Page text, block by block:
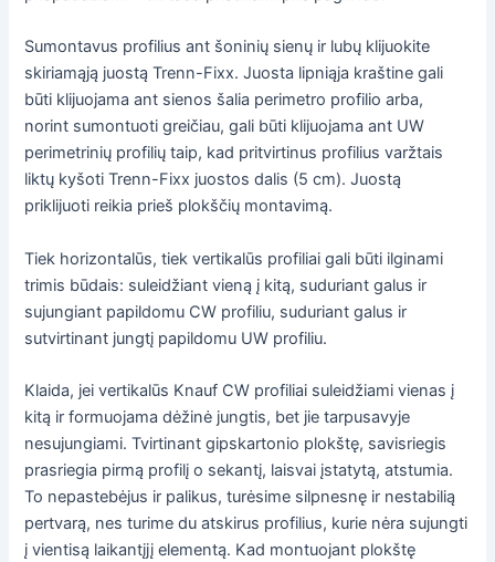
Sumontavus profilius ant šoninių sienų ir lubų klijuokite
skiriamąją juostą Trenn-Fixx. Juosta lipniąja kraštine gali
būti klijuojama ant sienos šalia perimetro profilio arba,
norint sumontuoti greičiau, gali būti klijuojama ant UW
perimetrinių profilių taip, kad pritvirtinus profilius varžtais
liktų kyšoti Trenn-Fixx juostos dalis (5 cm). Juostą
priklijuoti reikia prieš plokščių montavimą.
Tiek horizontalūs, tiek vertikalūs profiliai gali būti ilginami
trimis būdais: suleidžiant vieną į kitą, suduriant galus ir
sujungiant papildomu CW profiliu, suduriant galus ir
sutvirtinant jungtį papildomu UW profiliu.
Klaida, jei vertikalūs Knauf CW profiliai suleidžiami vienas į
kitą ir formuojama dėžinė jungtis, bet jie tarpusavyje
nesujungiami. Tvirtinant gipskartonio plokštę, savisriegis
prasriegia pirmą profilį o sekantį, laisvai įstatytą, atstumia.
To nepastebėjus ir palikus, turėsime silpnesnę ir nestabilią
pertvarą, nes turime du atskirus profilius, kurie nėra sujungti
į vientisą laikantįjį elementą. Kad montuojant plokštę